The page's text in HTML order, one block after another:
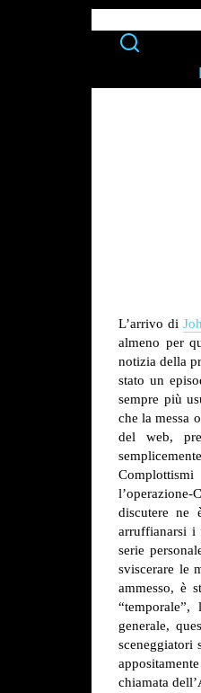
L’arrivo di
almeno per
notizia della
stato un
sempre più
che la messa
del web,
discutere ne
arruffianarsi i
serie
sviscerare le
ammesso, è
generale,
sceneggiatori
chiamata